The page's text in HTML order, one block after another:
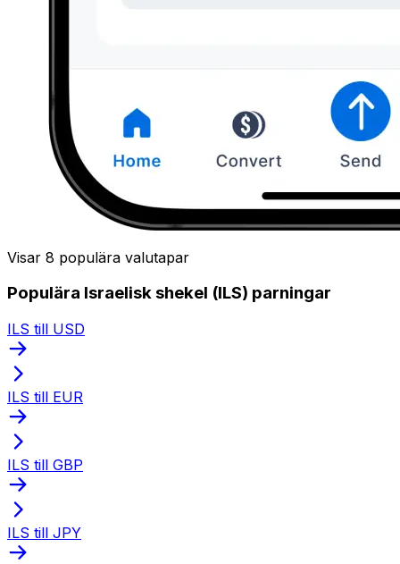
Visar 8 populära valutapar
Populära Israelisk shekel (ILS) parningar
ILS till USD
ILS till EUR
ILS till GBP
ILS till JPY